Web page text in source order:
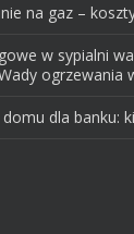
na gaz –
w sypialni
ogrzewania
dla banku: